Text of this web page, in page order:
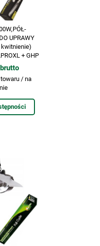
UPRAWY
kwitnienie)
+ GHP
towaru / na